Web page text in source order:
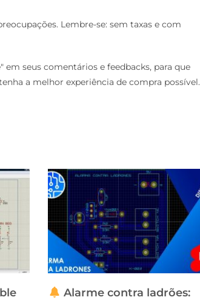
Lembre-se: sem taxas e com
seus comentários e feedbacks, para que
a melhor experiência de compra possível.
Alarme contra ladrões: